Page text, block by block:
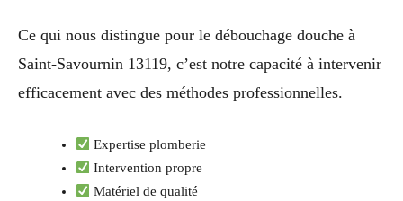
Ce qui nous distingue pour le débouchage douche à
Saint-Savournin 13119, c’est notre capacité à intervenir
efficacement avec des méthodes professionnelles.
Expertise plomberie
Intervention propre
Matériel de qualité